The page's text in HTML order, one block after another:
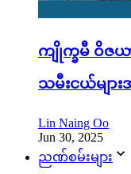
ကျိုက္ခမီ ဝိဇ
သမီးငယ်မျာ
Lin Naing Oo
Jun 30, 2025
ညဏ်စမ်းများ